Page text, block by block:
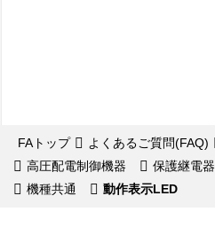
FAトップ よくあるご質問(FAQ)
高圧配電制御機器
保護継電器
機種共通
動作表示LED